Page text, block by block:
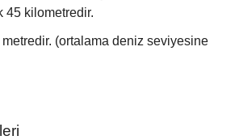
45 kilometredir.
metredir. (ortalama deniz seviyesine